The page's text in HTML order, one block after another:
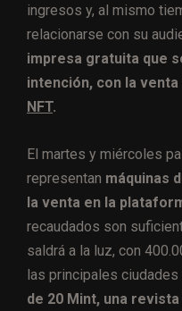
ingresos y, al mismo
relacionarse con su
impresa gratuita que
intención, con la
NFT.
El martes y miércoles
representan máquinas
la venta en la
recaudados son
saldrá a la luz, con
las principales ciudades
de 20 Mint, una